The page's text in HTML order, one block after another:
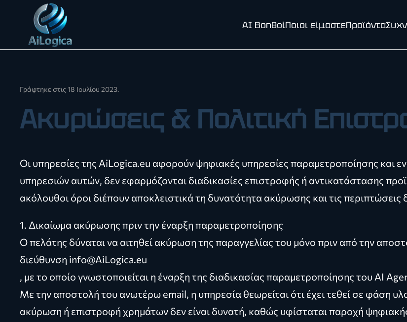
Skip to main content AI ΒοηθοίΠοιοι είμαστεΠροϊόντα
Γράφτηκε στις 18 Ιουλίου 2023.
Ακυρώσεις & Πολιτική
Οι υπηρεσίες της AiLogica.eu αφορούν ψηφιακές υπηρεσίες παραμετροποίησης και
υπηρεσιών αυτών, δεν εφαρμόζονται διαδικασίες επιστροφής ή αντικατάστασης
ακόλουθοι όροι διέπουν αποκλειστικά τη δυνατότητα ακύρωσης και τις
1. Δικαίωμα ακύρωσης πριν την έναρξη παραμετροποίησης
Ο πελάτης δύναται να αιτηθεί ακύρωση της παραγγελίας του μόνο πριν από την
διεύθυνση info@AiLogica.eu
, με το οποίο γνωστοποιείται η έναρξη της διαδικασίας παραμετροποίησης του AI
Με την αποστολή του ανωτέρω email, η υπηρεσία θεωρείται ότι έχει τεθεί σε φάση
ακύρωση ή επιστροφή χρημάτων δεν είναι δυνατή, καθώς υφίσταται παροχή